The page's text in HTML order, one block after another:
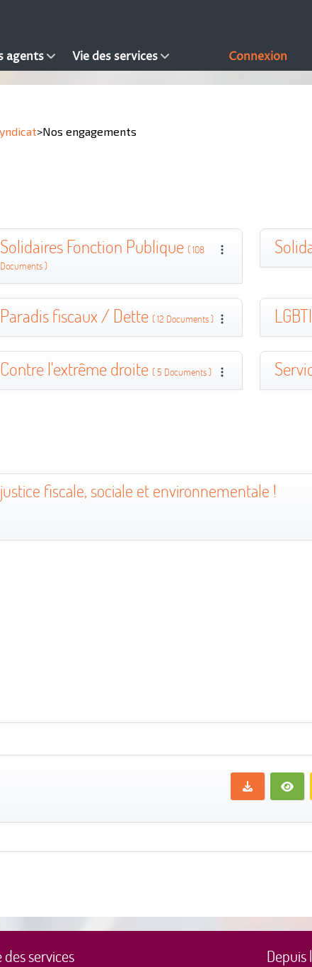
agents Vie des services Connexion
>Nos engagements
Solidaires Fonction Publique ( 108
Documents )
Paradis fiscaux / Dette ( 12 Documents ) LGBTI
Contre l'extrême droite ( 5 Documents )
fiscale, sociale et environnementale !
des services Depuis